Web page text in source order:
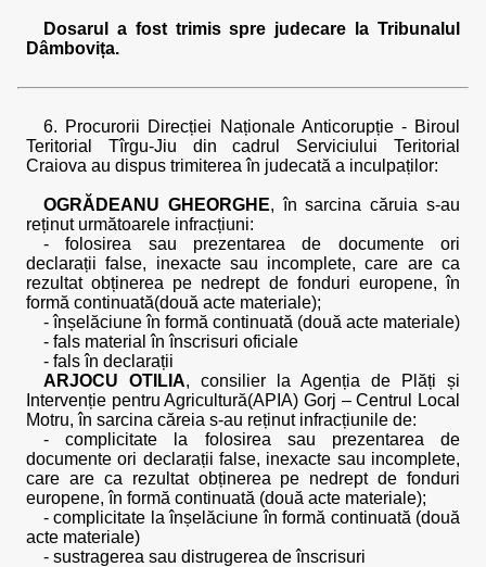
Dosarul a fost trimis spre judecare la Tribunalul
Dâmbovița.
6. Procurorii Direcției Naționale Anticorupție - Biroul
Teritorial Tîrgu-Jiu din cadrul Serviciului Teritorial
Craiova au dispus trimiterea în judecată a inculpaților:
OGRĂDEANU GHEORGHE, în sarcina căruia s-au
reținut următoarele infracțiuni:
- folosirea sau prezentarea de documente ori
declarații false, inexacte sau incomplete, care are ca
rezultat obținerea pe nedrept de fonduri europene, în
formă continuată(două acte materiale);
- înșelăciune în formă continuată (două acte materiale)
- fals material în înscrisuri oficiale
- fals în declarații
ARJOCU OTILIA, consilier la Agenția de Plăți și
Intervenție pentru Agricultură(APIA) Gorj – Centrul Local
Motru, în sarcina căreia s-au reținut infracțiunile de:
- complicitate la folosirea sau prezentarea de
documente ori declarații false, inexacte sau incomplete,
care are ca rezultat obținerea pe nedrept de fonduri
europene, în formă continuată (două acte materiale);
- complicitate la înșelăciune în formă continuată (două
acte materiale)
- sustragerea sau distrugerea de înscrisuri